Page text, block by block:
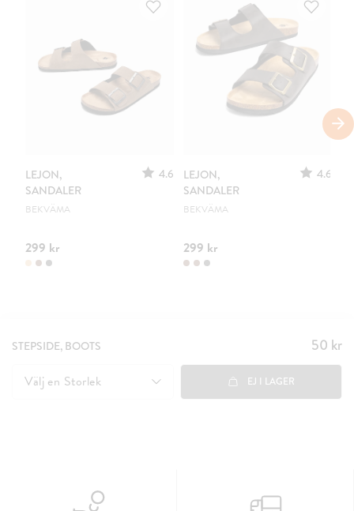
LEJON,
SANDALER
4.6
BEKVÄMA
299 kr
LEJON,
SANDALER
4.6
BEKVÄMA
299 kr
STEPSIDE, BOOTS Pris:
50 kr
50 kr
Välj en Storlek EJ I LAGER